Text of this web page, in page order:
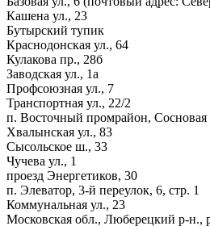
Кашена ул., 23
Бутырский тупик
Краснодонская ул., 64
Кулакова пр., 28б
Заводская ул., 1а
Профсоюзная ул., 7
Транспортная ул., 22/2
п. Восточный промрайон, Сосновая
Хвалынская ул., 83
Сысольское ш., 33
Чучева ул., 1
проезд Энергетиков, 30
п. Элеватор, 3-й переулок, 6, стр. 1
Коммунальная ул., 23
Московская обл., Люберецкий р-н.,